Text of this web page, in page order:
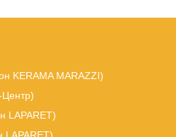
KERAMA MARAZZI)
Центр)
LAPARET)